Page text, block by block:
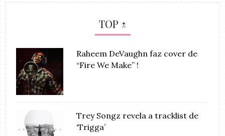
TOP ↑
Raheem DeVaughn faz cover de
“Fire We Make” !
Trey Songz revela a tracklist de
‘Trigga’